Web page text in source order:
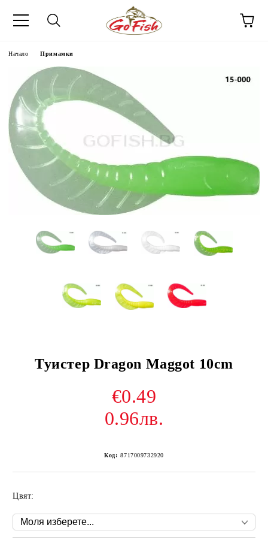
Начало Примамки
Туистер Dragon Maggot 10cm
€0.49
0.96лв.
Код: 8717009732920
Цвят: